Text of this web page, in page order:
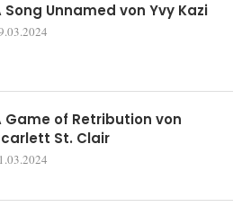
Song Unnamed von Yvy Kazi
Game of Retribution von
St. Clair